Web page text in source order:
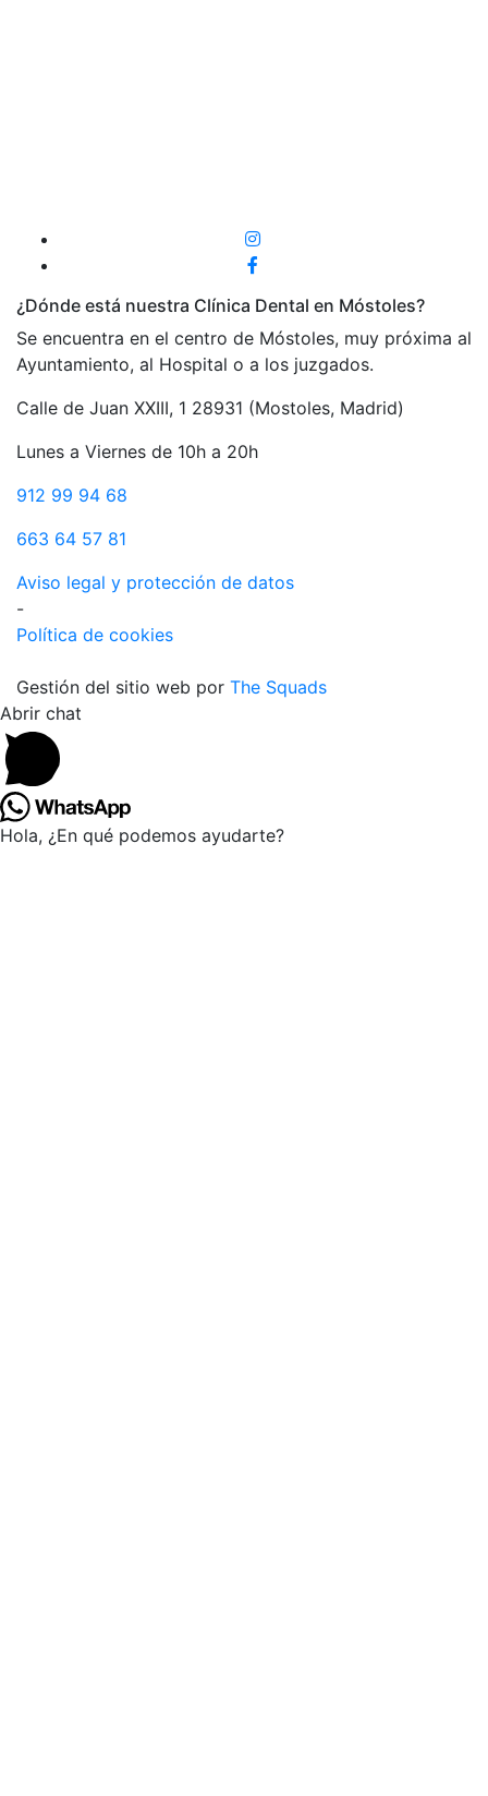
¿Dónde está nuestra Clínica Dental en Móstoles?
Se encuentra en el centro de Móstoles, muy próxima al
Ayuntamiento, al Hospital o a los juzgados.
Calle de Juan XXIII, 1 28931 (Mostoles, Madrid)
Lunes a Viernes de 10h a 20h
912 99 94 68
663 64 57 81
Aviso legal y protección de datos
-
Política de cookies
Gestión del sitio web por The Squads
Abrir chat
Hola, ¿En qué podemos ayudarte?